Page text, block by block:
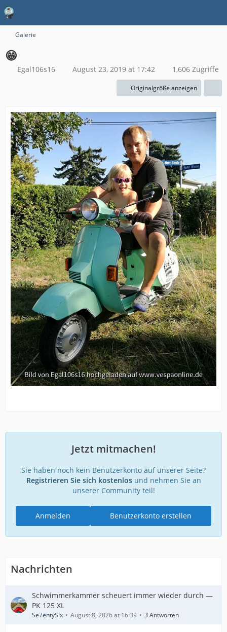
Galerie
😁
Egal106s16 August 23, 2019 at 17:42 1,606 Zugriffe
Originalgröße anzeigen
Jetzt mitmachen!
Sie haben noch kein Benutzerkonto auf unserer Seite?
Registrieren Sie sich kostenlosund nehmen Sie an
unserer Community teil!
Benutzerkonto erstellen
Anmelden
Nachrichten
Schwimmerkammer scheuert immer wieder durch —
PK 125 XL
Se7entySix August 8, 2026 at 16:39 3 Antworten